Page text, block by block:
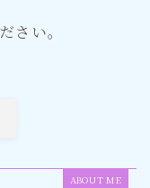
さい。
ABOUT ME